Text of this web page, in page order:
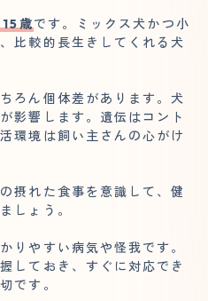
歳です。ミックス犬かつ小
比較的長生きしてくれる犬
ろん個体差があります。犬
影響します。遺伝はコント
環境は飼い主さんの心がけ
摂れた食事を意識して、健
しょう。
りやすい病気や怪我です。
しておき、すぐに対応でき
です。